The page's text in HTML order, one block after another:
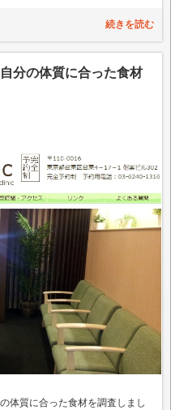
続きを読む
分の体質に合った食材
体質に合った食材を調査しまし